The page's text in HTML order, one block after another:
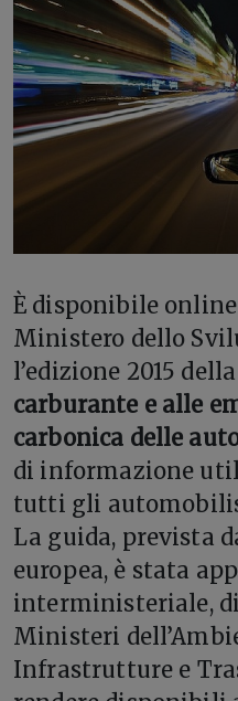
È disponibile
Ministero dello
l’edizione 2015 della
carburante e alle
carbonica delle
di informazione
tutti gli
La guida, prevista
europea, è stata
interministeriale,
Ministeri
Infrastrutture e